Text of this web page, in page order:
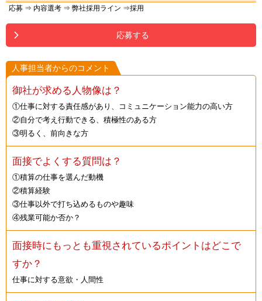
応募 ⇒ 内容選考 ⇒ 弊社採用ライン ⇒採用
応募する
人事担当者からのコメント
御社が求める人物像は？
①仕事に対する責任感があり、コミュニケーション能力の高い方
②自分で考え行動できる、積極性のある方
③明るく、前向きな方
面接でよくする質問は？
①積算の仕事を選んだ動機
②積算経験
③仕事以外で打ち込めるものや趣味
④残業可能か否か？
面接時にもっとも重視されているポイントはどこで
すか？
仕事に対する意欲・人間性